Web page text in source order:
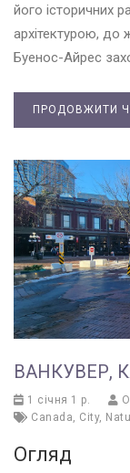
його історичних
архітектурою, до
Буенос-Айрес
ПРОДОВЖИТИ
ВАНКУВЕР,
1 січня 1 р.
Canada
City,
Огляд